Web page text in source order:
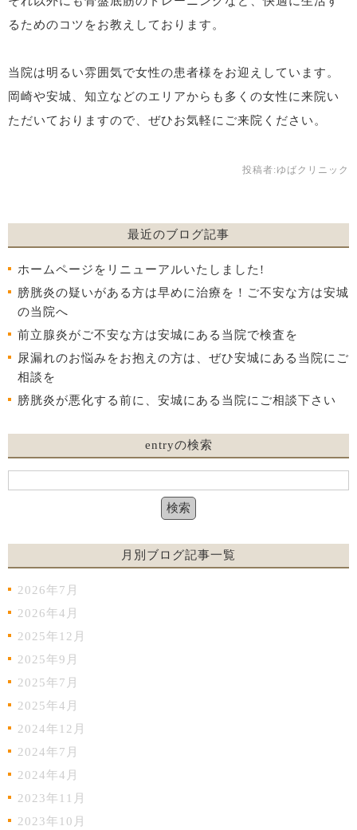
るためのコツをお教えしております。
当院は明るい雰囲気で女性の患者様をお迎えしています。
岡崎や安城、知立などのエリアからも多くの女性に来院い
ただいておりますので、ぜひお気軽にご来院ください。
投稿者: ゆばクリニック
最近のブログ記事
ホームページをリニューアルいたしました!
膀胱炎の疑いがある方は早めに治療を！ご不安な方は安城
の当院へ
前立腺炎がご不安な方は安城にある当院で検査を
尿漏れのお悩みをお抱えの方は、ぜひ安城にある当院にご
相談を
膀胱炎が悪化する前に、安城にある当院にご相談下さい
entryの検索
月別ブログ記事一覧
2026年7月
2026年4月
2025年12月
2025年9月
2025年7月
2025年4月
2024年12月
2024年7月
2024年4月
2023年11月
2023年10月